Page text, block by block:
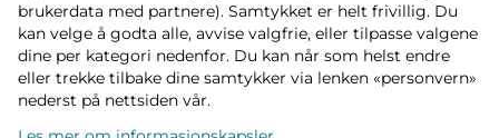
brukerdata med partnere). Samtykket er helt frivillig. Du
kan velge å godta alle, avvise valgfrie, eller tilpasse valgene
dine per kategori nedenfor. Du kan når som helst endre
eller trekke tilbake dine samtykker via lenken «personvern»
nederst på nettsiden vår.